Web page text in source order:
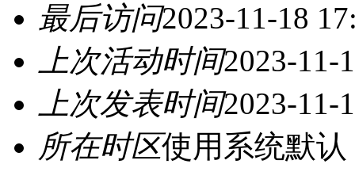
最后访问2023-11-18
上次活动时间2023-11-
上次发表时间2023-11-
所在时区使用系统默认